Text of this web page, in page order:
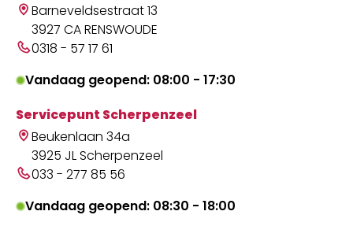
Barneveldsestraat 13
3927 CA RENSWOUDE
0318 - 57 17 61
Vandaag geopend: 08:00 - 17:30
Servicepunt Scherpenzeel
Beukenlaan 34a
3925 JL Scherpenzeel
033 - 277 85 56
Vandaag geopend: 08:30 - 18:00